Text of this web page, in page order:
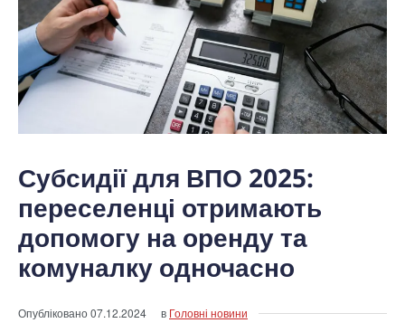
Субсидії для ВПО 2025:
переселенці отримають
допомогу на оренду та
комуналку одночасно
Опубліковано07.12.2024 в Головні новини